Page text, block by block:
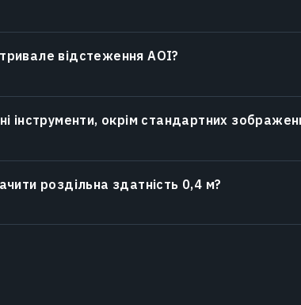
відстеження AOI?
інструменти, окрім стандартних
роздільна здатність 0,4 м?